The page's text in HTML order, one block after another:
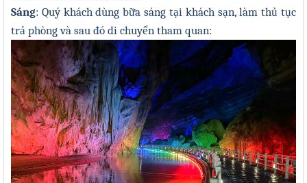
Sáng: Quý khách dùng bữa sáng tại khách sạn, làm thủ tục
trả phòng và sau đó di chuyển tham quan: